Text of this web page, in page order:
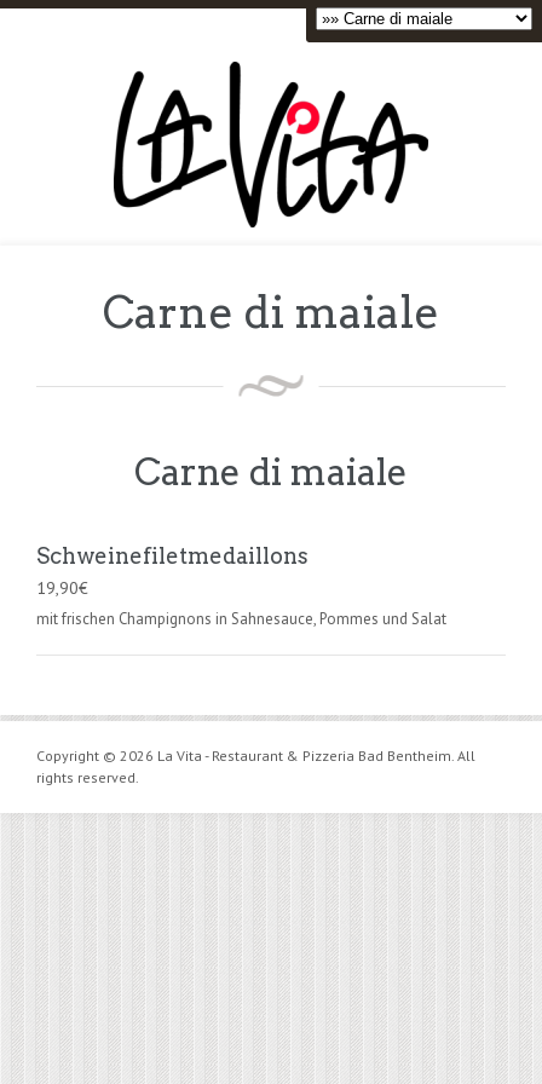
Carne di maiale
Carne di maiale
Schweinefiletmedaillons
19,90€
mit frischen Champignons in Sahnesauce, Pommes und Salat
Copyright © 2026 La Vita - Restaurant & Pizzeria Bad Bentheim. All
rights reserved.